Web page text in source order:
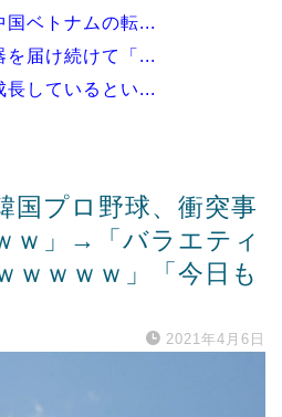
国ベトナムの転...
を届け続けて「...
長しているとい...
互RSS
国プロ野球、衝突事
ｗ」→「バラエティ
ｗｗｗｗ」「今日も
2021年4月6日